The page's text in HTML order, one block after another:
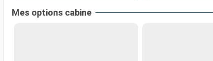
Mes options cabine